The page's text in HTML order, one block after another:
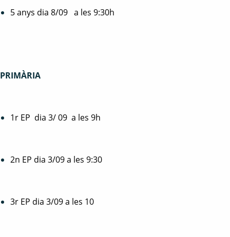
5 anys dia 8/09 a les 9:30h
PRIMÀRIA
1r EP dia 3/ 09 a les 9h
2n EP dia 3/09 a les 9:30
3r EP dia 3/09 a les 10